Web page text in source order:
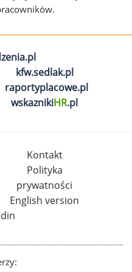
kfw.sedlak.pl
raportyplacowe.pl
wskaznikiHR.pl
Kontakt
Polityka
prywatności
English version